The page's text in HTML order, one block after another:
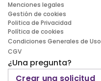
Menciones legales
Gestión de cookies
Politica de Privacidad
Política de cookies
Condiciones Generales de Uso
CGV
¿Una pregunta?
Crear una solicitud